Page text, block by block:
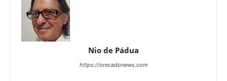
Nio de Pádua
https://orecadonews.com